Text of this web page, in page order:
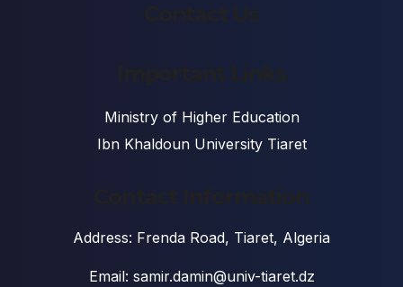
Contact Us
Important Links
Ministry of Higher Education
Ibn Khaldoun University Tiaret
Contact Information
Address: Frenda Road, Tiaret, Algeria
Email: samir.damin@univ-tiaret.dz